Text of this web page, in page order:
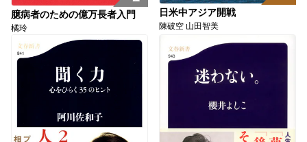
臆病者のための億万長者入門
橘玲
日米中アジア開戦
陳破空 山田智美